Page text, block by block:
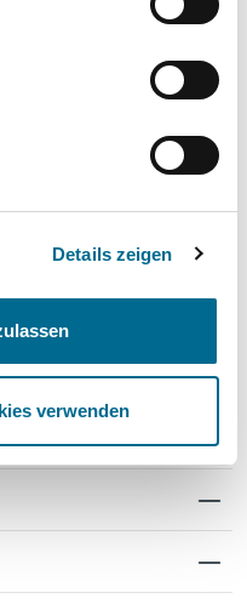
Details zeigen
verwenden
- -
- -